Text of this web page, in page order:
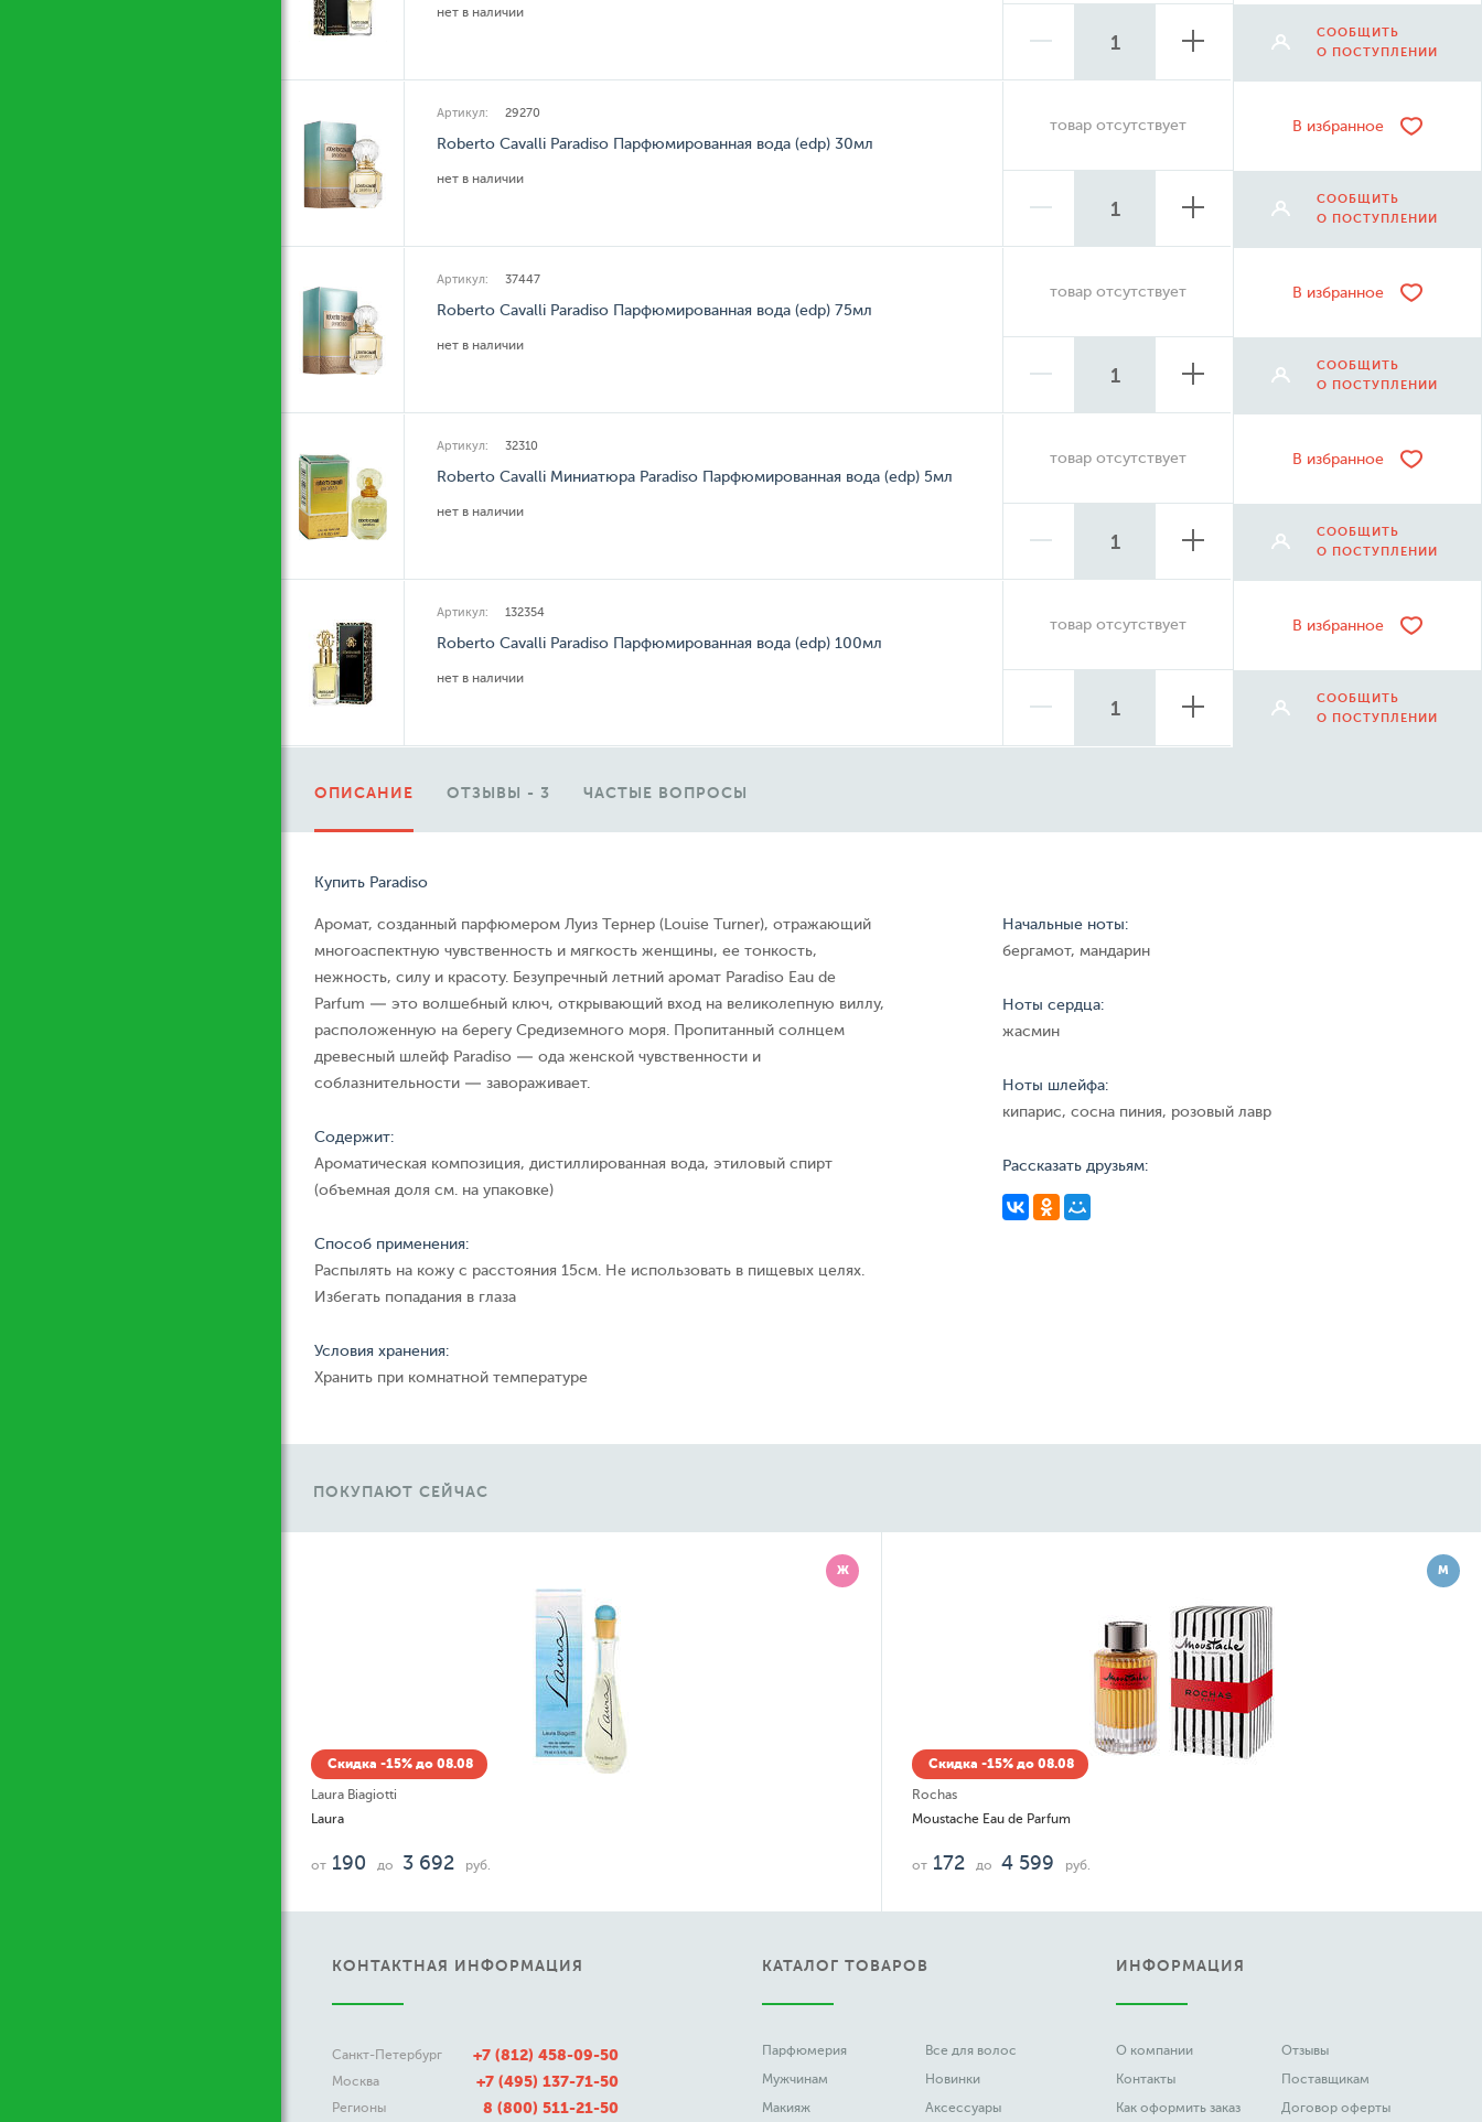
нет в наличии
СООБЩИТЬ
О ПОСТУПЛЕНИИ
Артикул: 29270
Roberto Cavalli Paradiso Парфюмированная вода (edp) 30мл
нет в наличии
товар отсутствует В избранное
СООБЩИТЬ
О ПОСТУПЛЕНИИ
Артикул: 37447
Roberto Cavalli Paradiso Парфюмированная вода (edp) 75мл
нет в наличии
товар отсутствует В избранное
СООБЩИТЬ
О ПОСТУПЛЕНИИ
Артикул: 32310
Roberto Cavalli Миниатюра Paradiso Парфюмированная вода (edp) 5мл
нет в наличии
товар отсутствует В избранное
СООБЩИТЬ
О ПОСТУПЛЕНИИ
Артикул: 132354
Roberto Cavalli Paradiso Парфюмированная вода (edp) 100мл
нет в наличии
товар отсутствует В избранное
СООБЩИТЬ
О ПОСТУПЛЕНИИ
ОПИСАНИЕ ОТЗЫВЫ - 3 ЧАСТЫЕ ВОПРОСЫ
Купить Paradiso
Аромат, созданный парфюмером Луиз Тернер (Louise Turner), отражающий
многоаспектную чувственность и мягкость женщины, ее тонкость,
нежность, силу и красоту. Безупречный летний аромат Paradiso Eau de
Parfum — это волшебный ключ, открывающий вход на великолепную виллу,
расположенную на берегу Средиземного моря. Пропитанный солнцем
древесный шлейф Paradiso — ода женской чувственности и
соблазнительности — завораживает.
Содержит:
Ароматическая композиция, дистиллированная вода, этиловый спирт
(объемная доля см. на упаковке)
Способ применения:
Распылять на кожу с расстояния 15см. Не использовать в пищевых целях.
Избегать попадания в глаза
Условия хранения:
Хранить при комнатной температуре
Начальные ноты:
бергамот, мандарин
Ноты сердца:
жасмин
Ноты шлейфа:
кипарис, сосна пиния, розовый лавр
Рассказать друзьям:
ПОКУПАЮТ СЕЙЧАС
М
Скидка -15% до 08.08
Rochas
Moustache Eau de Parfum
от 172 до 4 599 руб.
Ж
Скидка -15% до 08.08
Soul Of Russia
Rostov
от 79 до 1 196 руб.
КОНТАКТНАЯ ИНФОРМАЦИЯ
Санкт-Петербург +7 (812) 458-09-50
Москва +7 (495) 137-71-50
Регионы 8 (800) 511-21-50
КАТАЛОГ ТОВАРОВ
Парфюмерия
Мужчинам
Макияж
Все для волос
Новинки
Аксессуары
ИНФОРМАЦИЯ
О компании
Контакты
Как оформить заказ
Отзывы
Поставщикам
Договор оферты